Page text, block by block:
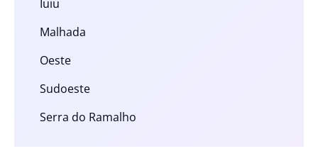
Iuiu
Malhada
Oeste
Sudoeste
Serra do Ramalho